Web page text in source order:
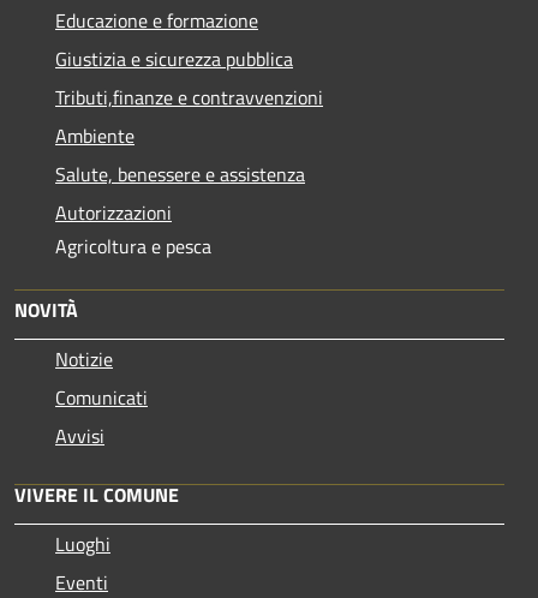
Educazione e formazione
Giustizia e sicurezza pubblica
Tributi,finanze e contravvenzioni
Ambiente
Salute, benessere e assistenza
Autorizzazioni
Agricoltura e pesca
NOVITÀ
Notizie
Comunicati
Avvisi
VIVERE IL COMUNE
Luoghi
Eventi